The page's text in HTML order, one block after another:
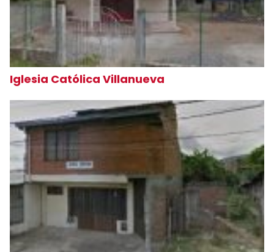
Iglesia Católica Villanueva